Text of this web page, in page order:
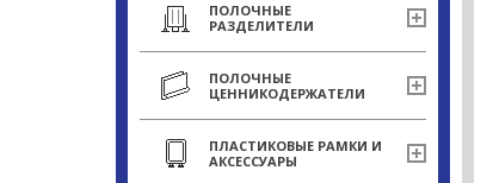
ПОЛОЧНЫЕ
РАЗДЕЛИТЕЛИ
ПОЛОЧНЫЕ
ЦЕННИКОДЕРЖАТЕЛИ
ПЛАСТИКОВЫЕ РАМКИ И
АКСЕССУАРЫ